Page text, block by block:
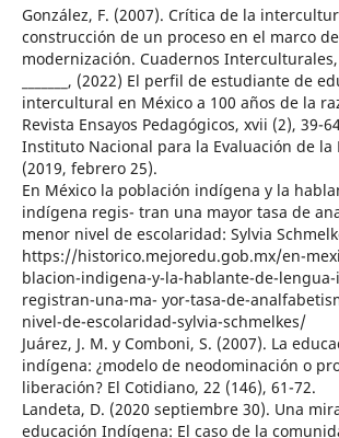
González, F. (2007). Crítica de la
construcción de un proceso en el marco
modernización. Cuadernos Interculturales,
_______, (2022) El perfil de estudiante de
intercultural en México a 100 años de la
Revista Ensayos Pedagógicos, xvii (2), 39-
Instituto Nacional para la Evaluación de la
(2019, febrero 25).
En México la población indígena y la
indígena regis- tran una mayor tasa de
menor nivel de escolaridad: Sylvia
https://historico.mejoredu.gob.mx/en-
blacion-indigena-y-la-hablante-de-
registran-una-ma- yor-tasa-de-
nivel-de-escolaridad-sylvia-schmelkes/
Juárez, J. M. y Comboni, S. (2007). La
indígena: ¿modelo de neodominación o
liberación? El Cotidiano, 22 (146), 61-72.
Landeta, D. (2020 septiembre 30). Una
educación Indígena: El caso de la